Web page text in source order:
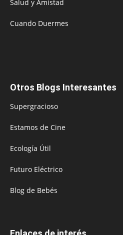
Salud y Amistad
Cuando Duermes
Otros Blogs Interesantes
Supergracioso
Estamos de Cine
Ecología Útil
Futuro Eléctrico
Blog de Bebés